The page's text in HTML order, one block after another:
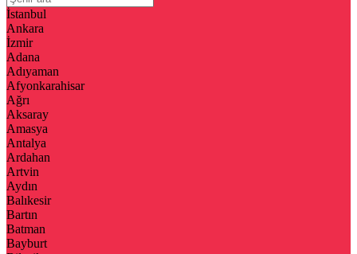
İstanbul
Ankara
İzmir
Adana
Adıyaman
Afyonkarahisar
Ağrı
Aksaray
Amasya
Antalya
Ardahan
Artvin
Aydın
Balıkesir
Bartın
Batman
Bayburt